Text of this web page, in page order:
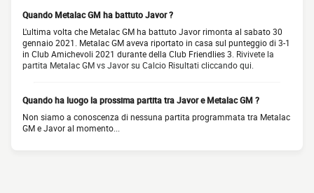
Quando Metalac GM ha battuto Javor ?
L'ultima volta che Metalac GM ha battuto Javor rimonta al sabato 30
gennaio 2021. Metalac GM aveva riportato in casa sul punteggio di 3-1
in Club Amichevoli 2021 durante della Club Friendlies 3. Rivivete la
partita Metalac GM vs Javor su Calcio Risultati cliccando qui.
Quando ha luogo la prossima partita tra Javor e Metalac GM ?
Non siamo a conoscenza di nessuna partita programmata tra Metalac
GM e Javor al momento...